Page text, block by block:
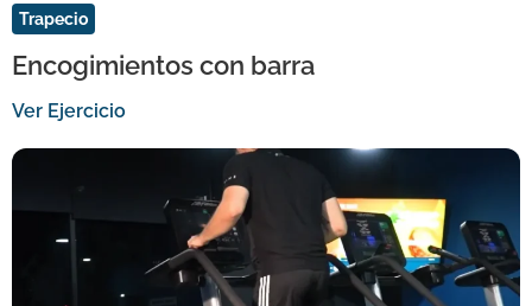
Trapecio
Encogimientos con barra
Ver Ejercicio